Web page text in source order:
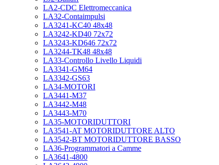
LA2-CDC Elettromeccanica
LA32-Contaimpulsi
LA3241-KC40 48x48
LA3242-KD40 72x72
LA3243-KD646 72x72
LA3244-TK48 48x48
LA33-Controllo Livello Liquidi
LA3341-GM64
LA3342-GS63
LA34-MOTORI
LA3441-M37
LA3442-M48
LA3443-M70
LA35-MOTORIDUTTORI
LA3541-AT MOTORIDUTTORE ALTO
LA3542-BT MOTORIDUTTORE BASSO
LA36-Programmatori a Camme
LA3641-4800